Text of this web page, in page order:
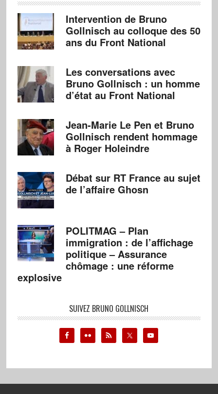
Intervention de Bruno
Gollnisch au colloque des 50
ans du Front National
Les conversations avec
Bruno Gollnisch : un homme
d’état au Front National
Jean-Marie Le Pen et Bruno
Gollnisch rendent hommage
à Roger Holeindre
Débat sur RT France au sujet
de l’affaire Ghosn
POLITMAG – Plan
immigration : de l’affichage
politique – Assurance
chômage : une réforme
explosive
SUIVEZ BRUNO GOLLNISCH